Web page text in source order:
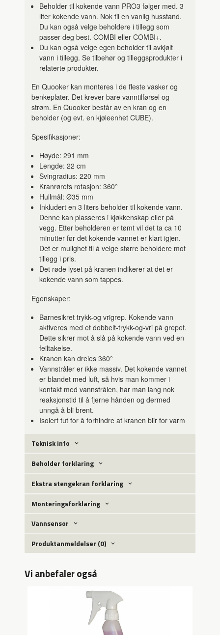
Beholder til kokende vann PRO3 følger med. 3
liter kokende vann. Nok til en vanlig husstand.
Du kan også velge beholdere i tillegg som
passer deg best. COMBI eller COMBI+.
Du kan også velge egen beholder til avkjølt
vann i tillegg. Se tilbehør og tilleggsprodukter i
relaterte produkter.
En Quooker kan monteres i de fleste vasker og
benkeplater. Det krever bare vanntilførsel og
strøm. En Quooker består av en kran og en
beholder (og evt. en kjøleenhet CUBE).
Spesifikasjoner:
Høyde: 291 mm
Lengde: 22 cm
Svingradius: 220 mm
Kranrørets rotasjon: 360°
Hullmål: Ø35 mm
Inkludert en 3 liters beholder til kokende vann.
Denne kan plasseres i kjøkkenskap eller på
vegg. Etter beholderen er tømt vil det ta ca 10
minutter før det kokende vannet er klart igjen.
Det er mulighet til å velge større beholdere mot
tillegg i pris.
Det røde lyset på kranen indikerer at det er
kokende vann som tappes.
Egenskaper:
Barnesikret trykk-og vrigrep. Kokende vann
aktiveres med et dobbelt-trykk-og-vri på grepet.
Dette sikrer mot å slå på kokende vann ved en
feiltakelse.
Kranen kan dreies 360°
Vannstråler er ikke massiv. Det kokende vannet
er blandet med luft, så hvis man kommer i
kontakt med vannstrålen, har man lang nok
reaksjonstid til å fjerne hånden og dermed
unngå å bli brent.
Isolert tut for å forhindre at kranen blir for varm
Teknisk info
Beholder forklaring
Ekstra stengekran forklaring
Monteringsforklaring
Vannsensor
Produktanmeldelser (0)
Vi anbefaler også